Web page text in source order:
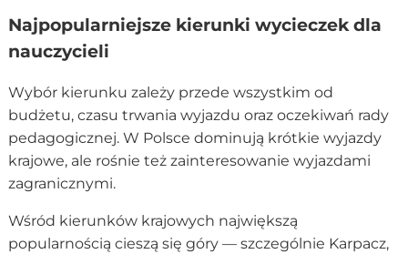
Najpopularniejsze kierunki wycieczek dla
nauczycieli
Wybór kierunku zależy przede wszystkim od
budżetu, czasu trwania wyjazdu oraz oczekiwań rady
pedagogicznej. W Polsce dominują krótkie wyjazdy
krajowe, ale rośnie też zainteresowanie wyjazdami
zagranicznymi.
Wśród kierunków krajowych największą
popularnością cieszą się góry — szczególnie Karpacz,